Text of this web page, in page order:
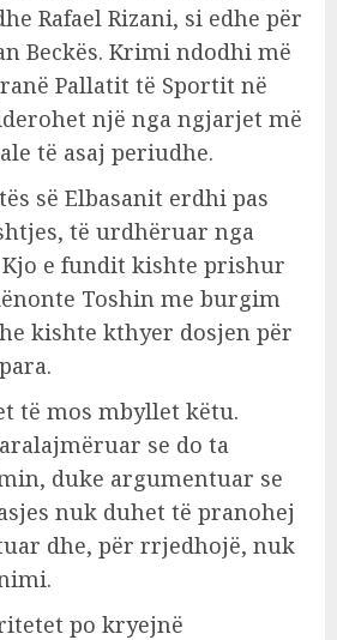
Rafael Rizani, si edhe për
Beckës. Krimi ndodhi më
Pallatit të Sportit në
një nga ngjarjet më
të asaj periudhe.
së Elbasanit erdhi pas
të urdhëruar nga
Kjo e fundit kishte prishur
Toshin me burgim
kishte kthyer dosjen për
të mos mbyllet këtu.
se do ta
duke argumentuar se
nuk duhet të pranohej
dhe, për rrjedhojë, nuk
po kryejnë